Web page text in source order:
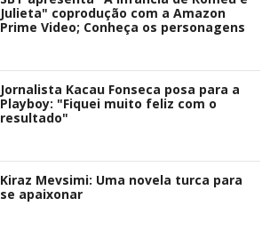
Julieta" coprodução com a Amazon
Prime Video; Conheça os personagens
Jornalista Kacau Fonseca posa para a
Playboy: "Fiquei muito feliz com o
resultado"
Kiraz Mevsimi: Uma novela turca para
se apaixonar